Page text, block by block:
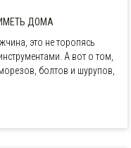
ДОМА
это не торопясь
А вот о том,
болтов и шурупов,